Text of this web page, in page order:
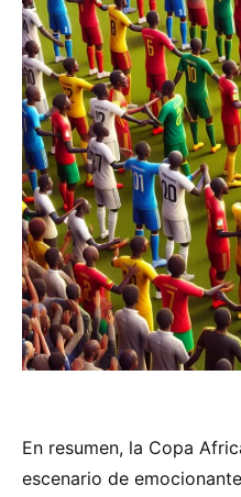
En resumen, la Copa
escenario de